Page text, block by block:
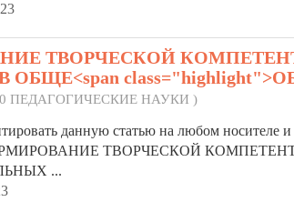
ТВОРЧЕСКОЙ
ПЕДАГОГИЧЕСКИЕ НАУКИ )
данную статью на любом носителе
ТВОРЧЕСКОЙ
...